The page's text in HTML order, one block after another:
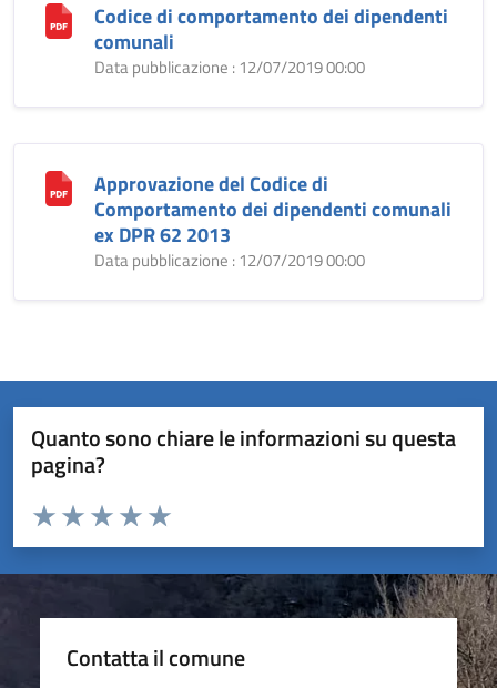
Codice di comportamento dei dipendenti
comunali
Data pubblicazione : 12/07/2019 00:00
Approvazione del Codice di
Comportamento dei dipendenti comunali
ex DPR 62 2013
Data pubblicazione : 12/07/2019 00:00
Quanto sono chiare le informazioni su questa
pagina?
Valuta da 1 a 5 stelle la pagina
Valuta 5 stelle su 5
Valuta 4 stelle su 5
Valuta 3 stelle su 5
Valuta 2 stelle su 5
Valuta 1 stelle su 5
Contatta il comune